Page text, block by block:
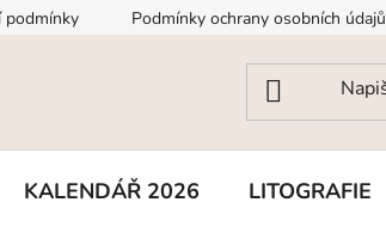
podmínky Podmínky ochrany osobních údajů
KALENDÁŘ 2026 LITOGRAFIE